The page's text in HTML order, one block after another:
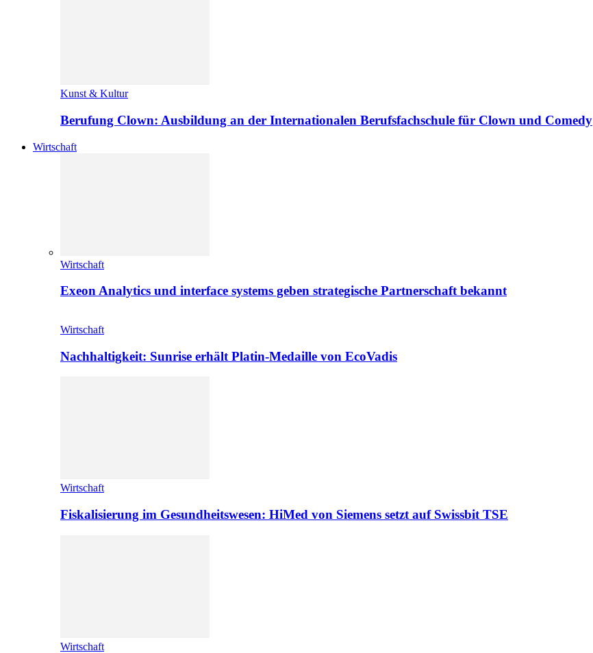
Kunst & Kultur
Berufung Clown: Ausbildung an der Internationalen Berufsfachschule für Clown und Comedy
Wirtschaft
Wirtschaft
Exeon Analytics und interface systems geben strategische Partnerschaft bekannt
Wirtschaft
Nachhaltigkeit: Sunrise erhält Platin-Medaille von EcoVadis
Wirtschaft
Fiskalisierung im Gesundheitswesen: HiMed von Siemens setzt auf Swissbit TSE
Wirtschaft